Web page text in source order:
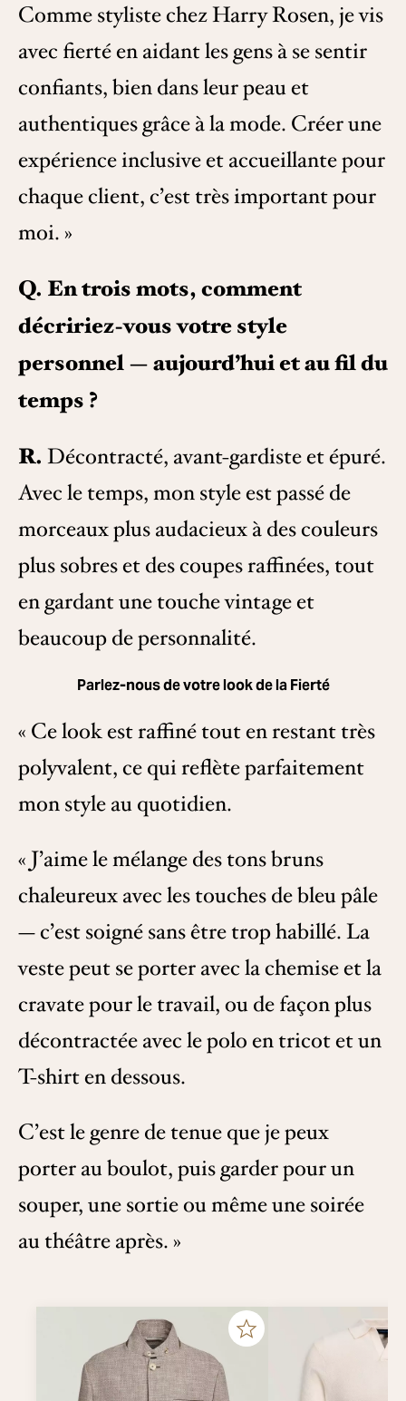
Comme styliste chez Harry Rosen, je vis
avec fierté en aidant les gens à se sentir
confiants, bien dans leur peau et
authentiques grâce à la mode. Créer une
expérience inclusive et accueillante pour
chaque client, c’est très important pour
moi. »
Q. En trois mots, comment
décririez-vous votre style
personnel — aujourd’hui et au fil du
temps ?
R. Décontracté, avant-gardiste et épuré.
Avec le temps, mon style est passé de
morceaux plus audacieux à des couleurs
plus sobres et des coupes raffinées, tout
en gardant une touche vintage et
beaucoup de personnalité.
Parlez-nous de votre look de la Fierté
« Ce look est raffiné tout en restant très
polyvalent, ce qui reflète parfaitement
mon style au quotidien.
« J’aime le mélange des tons bruns
chaleureux avec les touches de bleu pâle
— c’est soigné sans être trop habillé. La
veste peut se porter avec la chemise et la
cravate pour le travail, ou de façon plus
décontractée avec le polo en tricot et un
T-shirt en dessous.
C’est le genre de tenue que je peux
porter au boulot, puis garder pour un
souper, une sortie ou même une soirée
au théâtre après. »